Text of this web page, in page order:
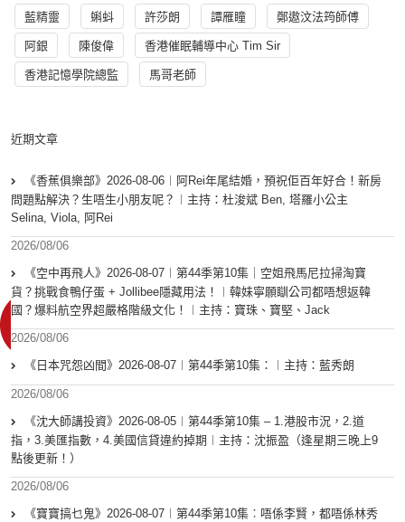
藍精靈 蝌蚪 許莎朗 譚雁瞳 鄭遨汶法筠師傅
阿銀 陳俊偉 香港催眠輔導中心 Tim Sir
香港記憶學院總監 馬哥老師
近期文章
《香蕉俱樂部》2026-08-06︱阿Rei年尾結婚，預祝佢百年好合！新房
問題點解決？生唔生小朋友呢？︱主持：杜浚斌 Ben, 塔羅小公主
Selina, Viola, 阿Rei
2026/08/06
《空中再飛人》2026-08-07︱第44季第10集｜空姐飛馬尼拉掃淘寶
貨？挑戰食鴨仔蛋 + Jollibee隱藏用法！︱韓妹寧願瞓公司都唔想返韓
國？爆料航空界超嚴格階級文化！︱主持：寶珠、寶堅、Jack
2026/08/06
《日本咒怨凶間》2026-08-07︱第44季第10集：︱主持：藍秀朗
2026/08/06
《沈大師講投資》2026-08-05︱第44季第10集 – 1.港股市況，2.道
指，3.美匯指數，4.美國信貸違約掉期︱主持：沈振盈（逢星期三晚上9
點後更新！）
2026/08/06
《寶寶搞乜鬼》2026-08-07︱第44季第10集︰唔係李賢，都唔係林秀